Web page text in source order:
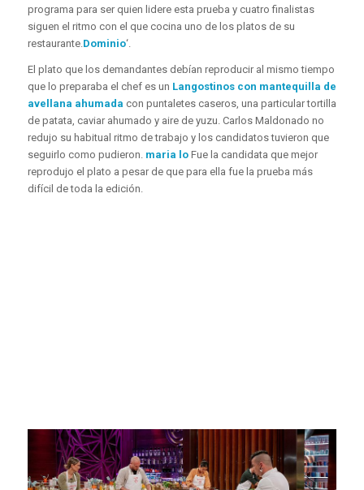
programa para ser quien lidere esta prueba y cuatro finalistas
siguen el ritmo con el que cocina uno de los platos de su
restaurante.Dominio‘.
El plato que los demandantes debían reproducir al mismo tiempo
que lo preparaba el chef es un Langostinos con mantequilla de
avellana ahumada con puntaletes caseros, una particular tortilla
de patata, caviar ahumado y aire de yuzu. Carlos Maldonado no
redujo su habitual ritmo de trabajo y los candidatos tuvieron que
seguirlo como pudieron. maria loFue la candidata que mejor
reprodujo el plato a pesar de que para ella fue la prueba más
difícil de toda la edición.